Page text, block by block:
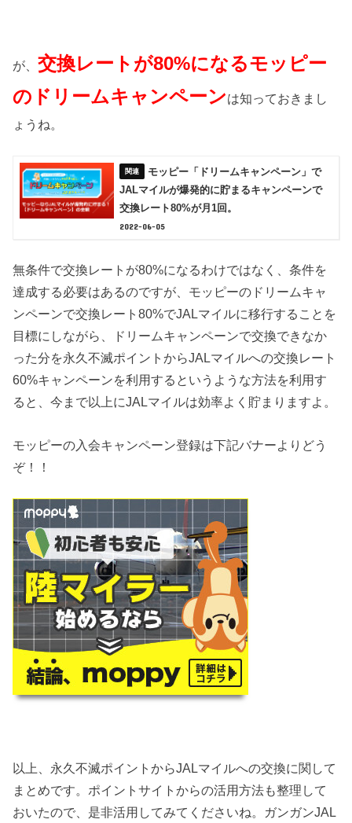
が、交換レートが80%になるモッピー
のドリームキャンペーンは知っておきまし
ょうね。
モッピー「ドリームキャンペーン」で
JALマイルが爆発的に貯まるキャンペーンで
交換レート80%が月1回。
2022-06-05
無条件で交換レートが80%になるわけではなく、条件を
達成する必要はあるのですが、モッピーのドリームキャ
ンペーンで交換レート80%でJALマイルに移行することを
目標にしながら、ドリームキャンペーンで交換できなか
った分を永久不滅ポイントからJALマイルへの交換レート
60%キャンペーンを利用するというような方法を利用す
ると、今まで以上にJALマイルは効率よく貯まりますよ。
モッピーの入会キャンペーン登録は下記バナーよりどう
ぞ！！
以上、永久不滅ポイントからJALマイルへの交換に関して
まとめです。ポイントサイトからの活用方法も整理して
おいたので、是非活用してみてくださいね。ガンガンJAL